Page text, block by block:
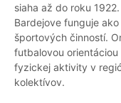
siaha až do roku
Bardejove funguje
športových činností.
futbalovou
fyzickej aktivity v
kolektívov.